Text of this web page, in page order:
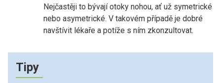
Nejčastěji to bývají otoky nohou, ať už symetrické
nebo asymetrické. V takovém případě je dobré
navštívit lékaře a potíže s ním zkonzultovat.
Tipy